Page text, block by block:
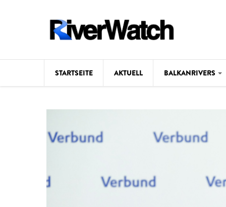
STARTSEITE AKTUELL BALKANRIVERS